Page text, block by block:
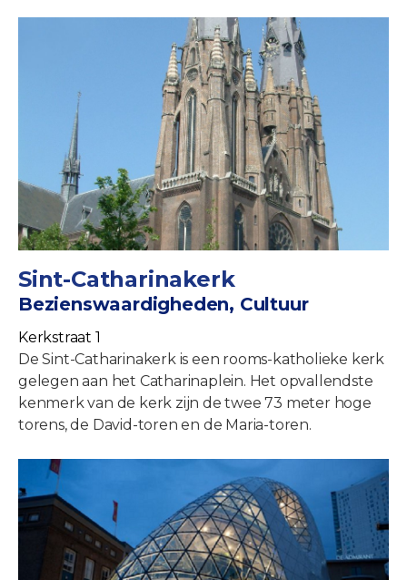
Sint-Catharinakerk
Bezienswaardigheden, Cultuur
Kerkstraat 1
De Sint-Catharinakerk is een rooms-katholieke kerk
gelegen aan het Catharinaplein. Het opvallendste
kenmerk van de kerk zijn de twee 73 meter hoge
torens, de David-toren en de Maria-toren.